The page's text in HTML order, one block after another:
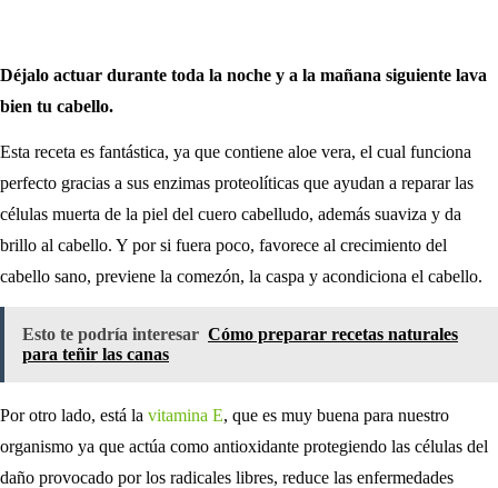
Déjalo actuar durante toda la noche y a la mañana siguiente lava
bien tu cabello.
Esta receta es fantástica, ya que contiene aloe vera, el cual funciona
perfecto gracias a sus enzimas proteolíticas que ayudan a reparar las
células muerta de la piel del cuero cabelludo, además suaviza y da
brillo al cabello. Y por si fuera poco, favorece al crecimiento del
cabello sano, previene la comezón, la caspa y acondiciona el cabello.
Esto te podría interesar Cómo preparar recetas naturales
para teñir las canas
Por otro lado, está la vitamina E, que es muy buena para nuestro
organismo ya que actúa como antioxidante protegiendo las células del
daño provocado por los radicales libres, reduce las enfermedades